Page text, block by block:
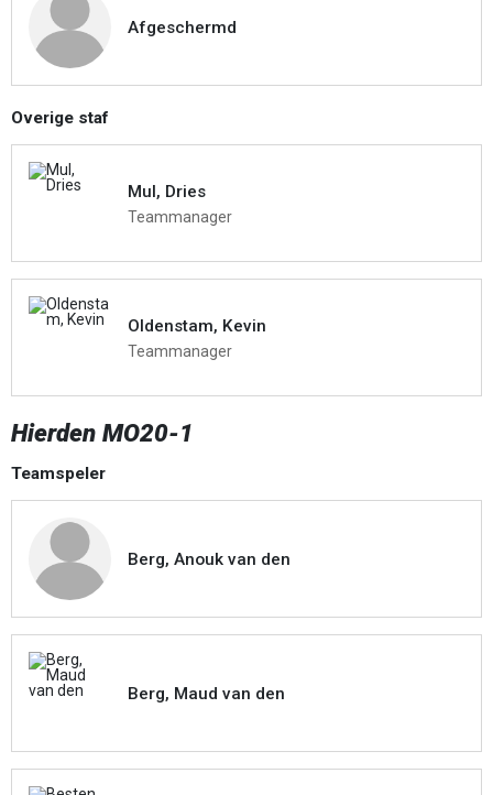
Afgeschermd
Overige staf
Mul, Dries
Teammanager
Oldenstam, Kevin
Teammanager
Hierden MO20-1
Teamspeler
Berg, Anouk van den
Berg, Maud van den